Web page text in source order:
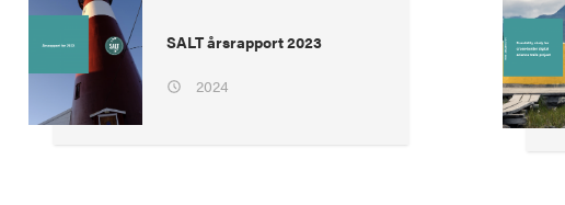
SALT årsrapport 2023
2024